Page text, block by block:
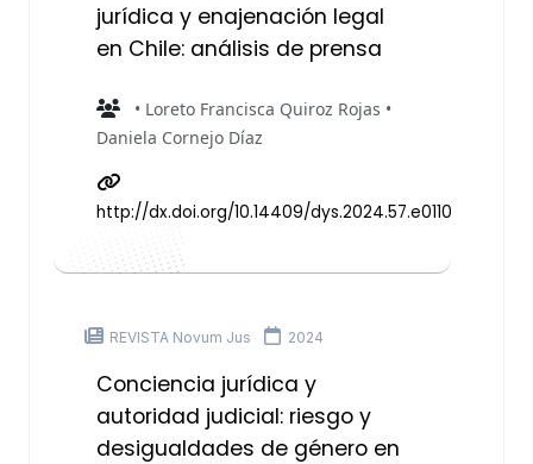
jurídica y enajenación legal
en Chile: análisis de prensa
• Loreto Francisca Quiroz Rojas •
Daniela Cornejo Díaz
http://dx.doi.org/10.14409/dys.2024.57.e0110
REVISTA Novum Jus 2024
Conciencia jurídica y
autoridad judicial: riesgo y
desigualdades de género en